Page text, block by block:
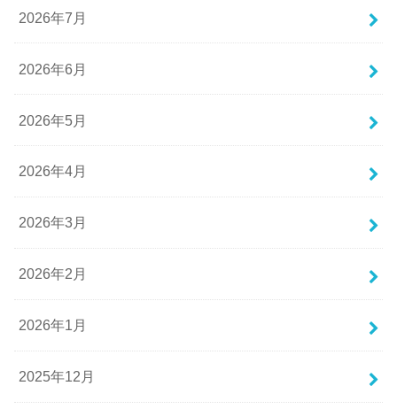
2026年7月
2026年6月
2026年5月
2026年4月
2026年3月
2026年2月
2026年1月
2025年12月